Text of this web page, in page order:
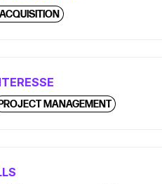
PROJECT MANAGEMENT